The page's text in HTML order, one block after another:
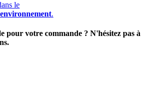
le
.
pour votre commande ? N'hésitez pas à